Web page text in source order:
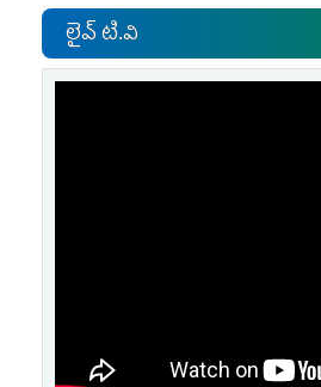
లైవ్ టి.వి